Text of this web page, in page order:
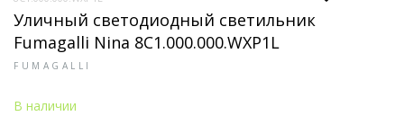
Уличный светодиодный светильник
Fumagalli Nina 8C1.000.000.WXP1L
FUMAGALLI
В наличии